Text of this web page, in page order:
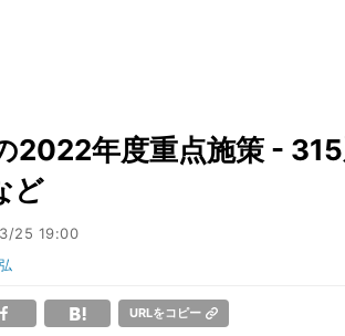
2022年度重点施策 -
ど
25 19:00
URLをコピー